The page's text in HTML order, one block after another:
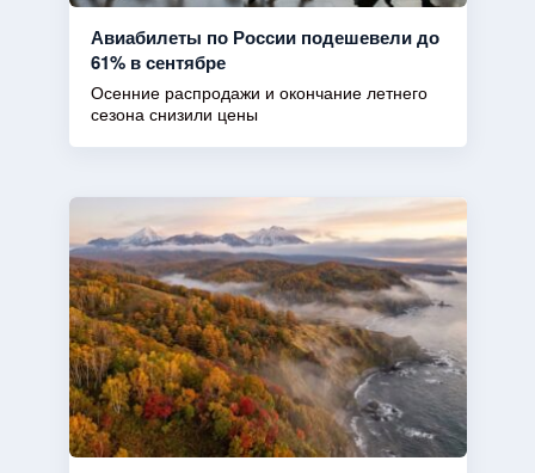
Авиабилеты по России подешевели до
61% в сентябре
Осенние распродажи и окончание летнего
сезона снизили цены